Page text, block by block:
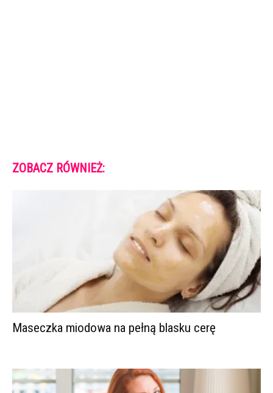
ZOBACZ RÓWNIEŻ:
Maseczka miodowa na pełną blasku cerę